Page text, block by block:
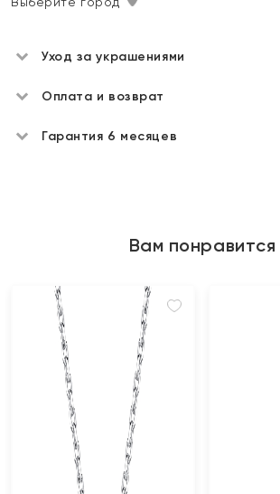
Уход за украшениями
Оплата и возврат
Гарантия 6 месяцев
Вам понравится